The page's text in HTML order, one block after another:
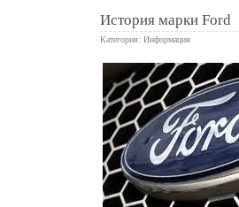
История марки Ford
Категория: Информация